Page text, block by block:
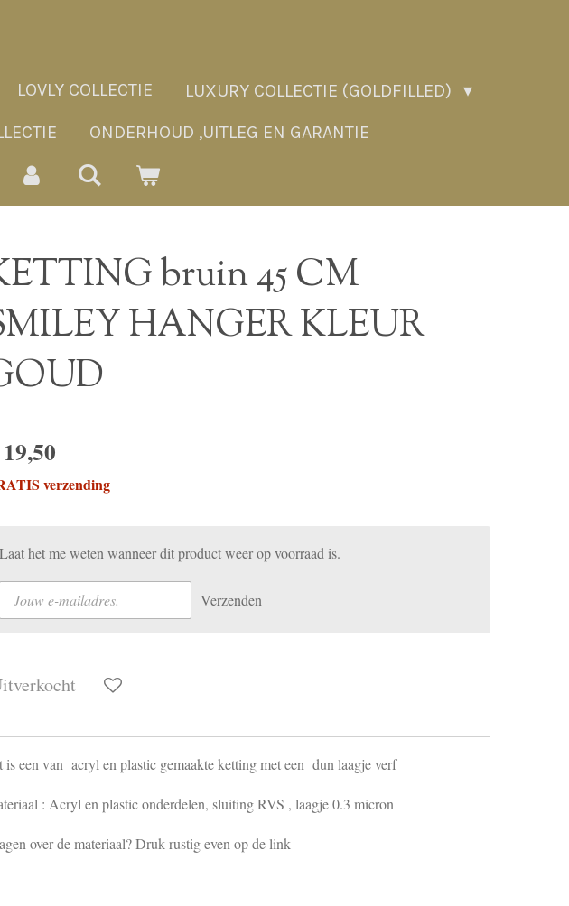
LOVLY COLLECTIE LUXURY COLLECTIE (GOLDFILLED)
ONDERHOUD ,UITLEG EN GARANTIE
bruin 45 CM
HANGER KLEUR
verzending
Laat het me weten wanneer dit product weer op voorraad is.
Verzenden
is een van acryl en plastic gemaakte ketting met een dun laagje verf
: Acryl en plastic onderdelen, sluiting RVS , laagje 0.3 micron
over de materiaal? Druk rustig even op de link